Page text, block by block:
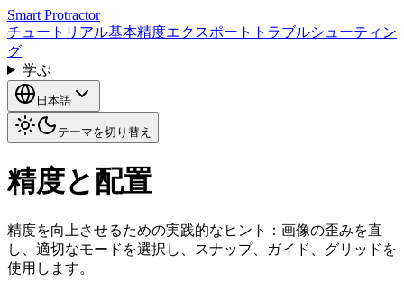
Smart Protractor
チュートリアル基本精度エクスポート トラブルシューティン
グ
学ぶ
日本語
テーマを切り替え
精度と配置
精度を向上させるための実践的なヒント：画像の歪みを直
し、適切なモードを選択し、スナップ、ガイド、グリッドを
使用します。